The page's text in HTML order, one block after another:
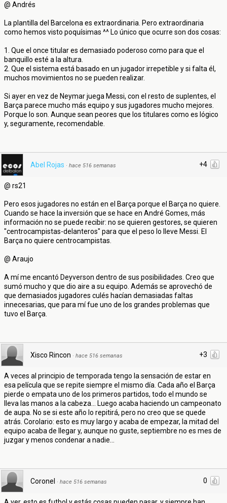
@ Andrés
La plantilla del Barcelona es extraordinaria. Pero extraordinaria
como hemos visto poquísimas ^^ Lo único que ocurre son dos cosas:
1. Que el once titular es demasiado poderoso como para que el
banquillo esté a la altura.
2. Que el sistema está basado en un jugador irrepetible y si falta él,
muchos movimientos no se pueden realizar.
Si ayer en vez de Neymar juega Messi, con el resto de suplentes, el
Barça parece mucho más equipo y sus jugadores mucho mejores.
Porque lo son. Aunque sean peores que los titulares como es lógico
y, seguramente, recomendable.
+4
Abel Rojas · hace 516 semanas
@ rs21
Pero esos jugadores no están en el Barça porque el Barça no quiere.
Cuando se hace la inversión que se hace en André Gomes, más
información no se puede recibir: no se quieren gestores, se quieren
"centrocampistas-delanteros" para que el peso lo lleve Messi. El
Barça no quiere centrocampistas.
@ Araujo
A mí me encantó Deyverson dentro de sus posibilidades. Creo que
sumó mucho y que dio aire a su equipo. Además se aprovechó de
que demasiados jugadores culés hacían demasiadas faltas
innecesarias, que para mí fue uno de los grandes problemas que
tuvo el Barça.
+3
Xisco Rincon · hace 516 semanas
A veces al principio de temporada tengo la sensación de estar en
esa película que se repite siempre el mismo día. Cada año el Barça
pierde o empata uno de los primeros partidos, todo el mundo se
lleva las manos a la cabeza... Luego acaba haciendo un campeonato
de aupa. No se si este año lo repitirá, pero no creo que se quede
atrás. Corolario: esto es muy largo y acaba de empezar, la mitad del
equipo acaba de llegar y, aunque no guste, septiembre no es mes de
juzgar y menos condenar a nadie...
0
Coronel · hace 516 semanas